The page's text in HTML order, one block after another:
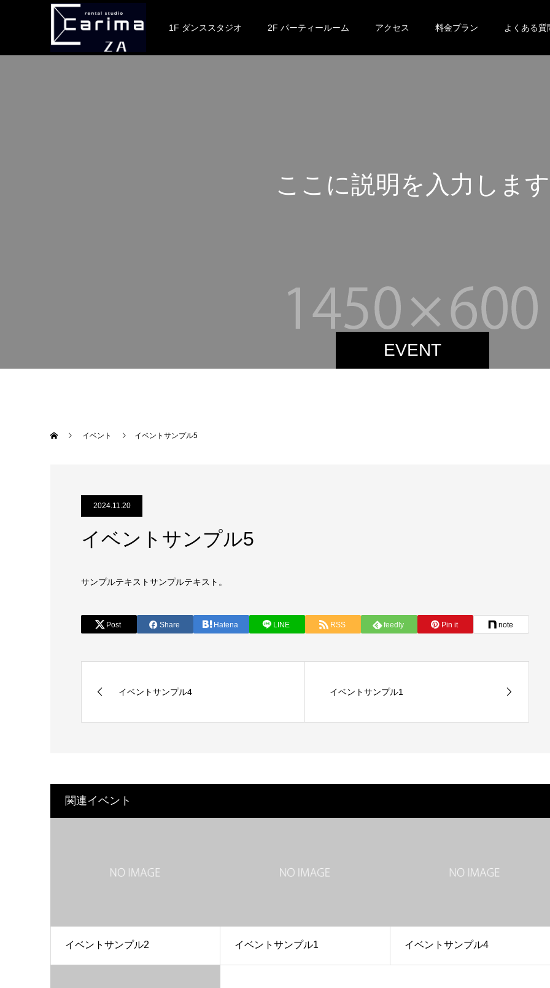
1F ダンススタジオ 2F パーティールーム アクセス 料金プラン よくある質
EVENT
ここに説明を入力し ます
イベント イベントサンプル5
2024.11.20
イベントサンプル5
サンプルテキストサンプルテキスト。
Post Share Hatena LINE RSS feedly Pin it note
イベントサンプル4 イベントサンプル1
関連イベント
イベントサンプル2 イベントサンプル1 イベントサンプル4